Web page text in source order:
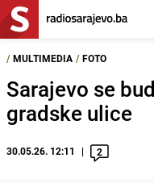
/ MULTIMEDIA / FOTO
Sarajevo se
gradske ulice
30.05.26. 12:11 2